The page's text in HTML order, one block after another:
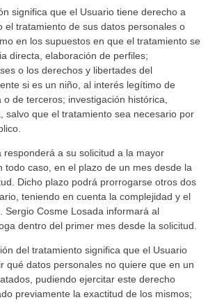
significa que el Usuario tiene derecho a
el tratamiento de sus datos personales o
en los supuestos en que el tratamiento se
directa, elaboración de perfiles;
o los derechos y libertades del
si es un niño, al interés legítimo de
o de terceros; investigación histórica,
salvo que el tratamiento sea necesario por
responderá a su solicitud a la mayor
todo caso, en el plazo de un mes desde la
Dicho plazo podrá prorrogarse otros dos
teniendo en cuenta la complejidad y el
Sergio Cosme Losada informará al
dentro del primer mes desde la solicitud.
del tratamiento significa que el Usuario
qué datos personales no quiere que en un
pudiendo ejercitar este derecho
previamente la exactitud de los mismos;